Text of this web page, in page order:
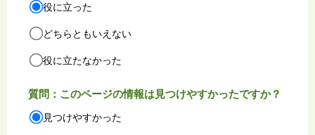
役に立った
どちらともいえない
役に立たなかった
質問：このページの情報は見つけやすかったですか？
見つけやすかった